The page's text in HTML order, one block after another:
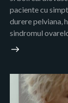
paciente cu
durere pelviana,
sindromul